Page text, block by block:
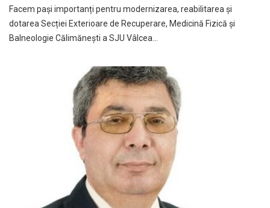
Facem pași importanți pentru modernizarea, reabilitarea și
dotarea Secției Exterioare de Recuperare, Medicină Fizică și
Balneologie Călimănești a SJU Vâlcea…